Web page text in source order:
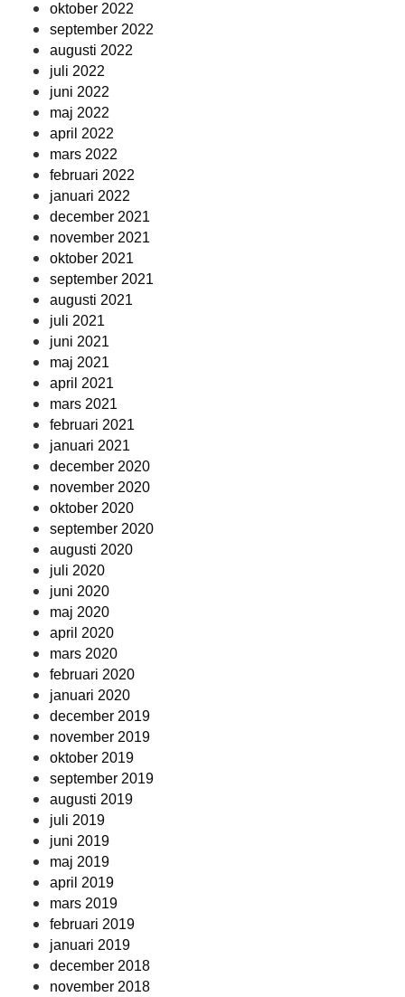
oktober 2022
september 2022
augusti 2022
juli 2022
juni 2022
maj 2022
april 2022
mars 2022
februari 2022
januari 2022
december 2021
november 2021
oktober 2021
september 2021
augusti 2021
juli 2021
juni 2021
maj 2021
april 2021
mars 2021
februari 2021
januari 2021
december 2020
november 2020
oktober 2020
september 2020
augusti 2020
juli 2020
juni 2020
maj 2020
april 2020
mars 2020
februari 2020
januari 2020
december 2019
november 2019
oktober 2019
september 2019
augusti 2019
juli 2019
juni 2019
maj 2019
april 2019
mars 2019
februari 2019
januari 2019
december 2018
november 2018